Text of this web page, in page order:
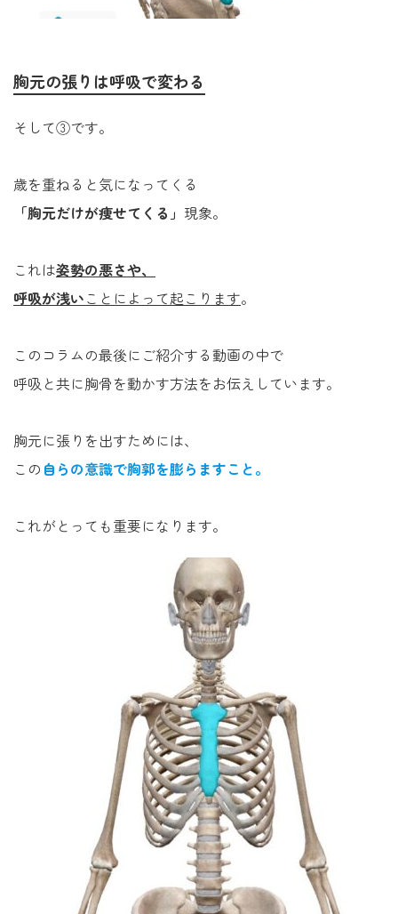
胸元の張りは呼吸で変わる
そして③です。
歳を重ねると気になってくる
「胸元だけが痩せてくる」 現象。
これは姿勢の悪さや、
呼吸が浅いことによって起こります。
このコラムの最後にご紹介する動画の中で
呼吸と共に胸骨を動かす方法をお伝えしています。
胸元に張りを出すためには、
この 自らの意識で胸郭を膨らますこと。
これがとっても重要になります。